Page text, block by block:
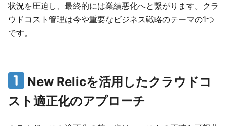
状況を圧迫し、最終的には業績悪化へと繋がります。クラ
ウドコスト管理は今や重要なビジネス戦略のテーマの1つ
です。
New Relicを活用したクラウドコ
スト適正化のアプローチ